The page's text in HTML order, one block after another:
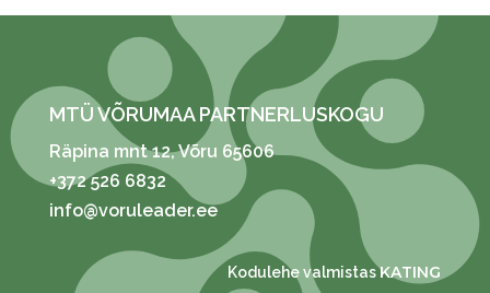
MTÜ VÕRUMAA PARTNERLUSKOGU
Räpina mnt 12, Võru 65606
+372 526 6832
info@voruleader.ee
Kodulehe valmistasKATING